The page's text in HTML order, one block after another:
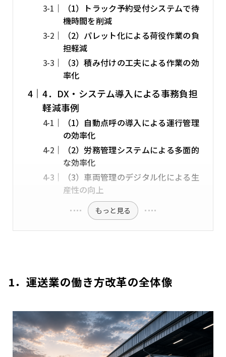
（1）トラック予約受付システムで待
機時間を削減
（2）パレット化による荷役作業の負
担軽減
（3）積み付けの工夫による作業の効
率化
4．DX・システム導入による事務負担
軽減事例
（1）自動点呼の導入による運行管理
の効率化
（2）労務管理システムによる多面的
な効率化
（3）車両管理のデジタル化による生
産性の向上
もっと見る
1．運送業の働き方改革の全体像